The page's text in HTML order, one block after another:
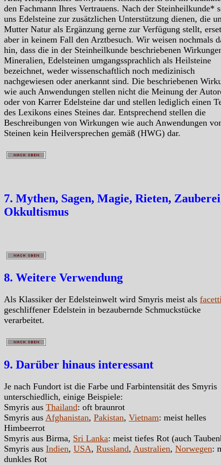
den Fachmann Ihres Vertrauens. Nach der Steinheilkunde*
uns Edelsteine zur zusätzlichen Unterstützung dienen, die
Mutter Natur als Ergänzung gerne zur Verfügung stellt,
aber in keinem Fall den Arztbesuch. Wir weisen nochmals
hin, dass die in der Steinheilkunde beschriebenen
Mineralien, Edelsteinen umgangssprachlich als Heilsteine
bezeichnet, weder wissenschaftlich noch medizinisch
nachgewiesen oder anerkannt sind. Die beschriebenen
wie auch Anwendungen stellen nicht die Meinung der
oder von Karrer Edelsteine dar und stellen lediglich einen
des Lexikons eines Steines dar. Entsprechend stellen die
Beschreibungen von Wirkungen wie auch Anwendungen
Steinen kein Heilversprechen gemäß (HWG) dar.
7. Mythen, Sagen, Magie, Rieten,
Okkultismus
8. Weitere Verwendung
Als Klassiker der Edelsteinwelt wird Smyris meist als
geschliffener Edelstein in bezaubernde Schmuckstücke
verarbeitet.
9. Darüber hinaus interessant
Je nach Fundort ist die Farbe und Farbintensität des Smyris
unterschiedlich, einige Beispiele:
Smyris aus Thailand: oft braunrot
Smyris aus Afghanistan, Pakistan, Vietnam: meist helles
Himbeerrot
Smyris aus Birma, Sri Lanka: meist tiefes Rot (auch
Smyris aus Indien, USA, Russland, Australien, Norwegen:
dunkles Rot